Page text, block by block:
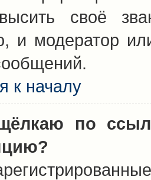
своё
и модератор
к началу
по